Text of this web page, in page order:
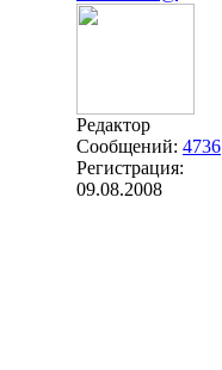
Редактор
Сообщений: 4736
Регистрация:
09.08.2008